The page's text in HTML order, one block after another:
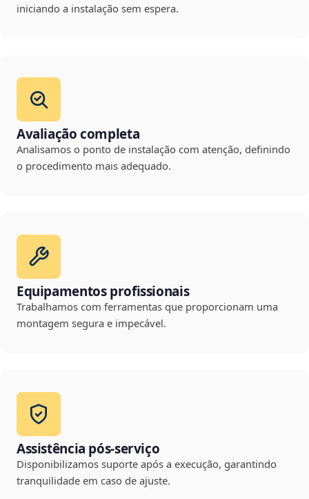
iniciando a instalação sem espera.
Avaliação completa
Analisamos o ponto de instalação com atenção, definindo
o procedimento mais adequado.
Equipamentos profissionais
Trabalhamos com ferramentas que proporcionam uma
montagem segura e impecável.
Assistência pós-serviço
Disponibilizamos suporte após a execução, garantindo
tranquilidade em caso de ajuste.